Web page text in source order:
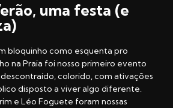
uma festa (e
bloquinho como esquenta pro
na Praia foi nosso primeiro evento
colorido, com ativações
disposto a viver algo diferente.
e Léo Foguete foram nossas